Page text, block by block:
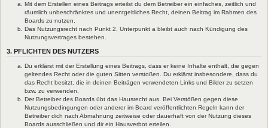
Mit dem Erstellen eines Beitrags erteilst du dem Betreiber ein einfaches, zeitlich und
räumlich unbeschränktes und unentgeltliches Recht, deinen Beitrag im Rahmen des
Boards zu nutzen.
Das Nutzungsrecht nach Punkt 2, Unterpunkt a bleibt auch nach Kündigung des
Nutzungsvertrages bestehen.
3. PFLICHTEN DES NUTZERS
Du erklärst mit der Erstellung eines Beitrags, dass er keine Inhalte enthält, die gegen
geltendes Recht oder die guten Sitten verstoßen. Du erklärst insbesondere, dass du
das Recht besitzt, die in deinen Beiträgen verwendeten Links und Bilder zu setzen
bzw. zu verwenden.
Der Betreiber des Boards übt das Hausrecht aus. Bei Verstößen gegen diese
Nutzungsbedingungen oder anderer im Board veröffentlichten Regeln kann der
Betreiber dich nach Abmahnung zeitweise oder dauerhaft von der Nutzung dieses
Boards ausschließen und dir ein Hausverbot erteilen.